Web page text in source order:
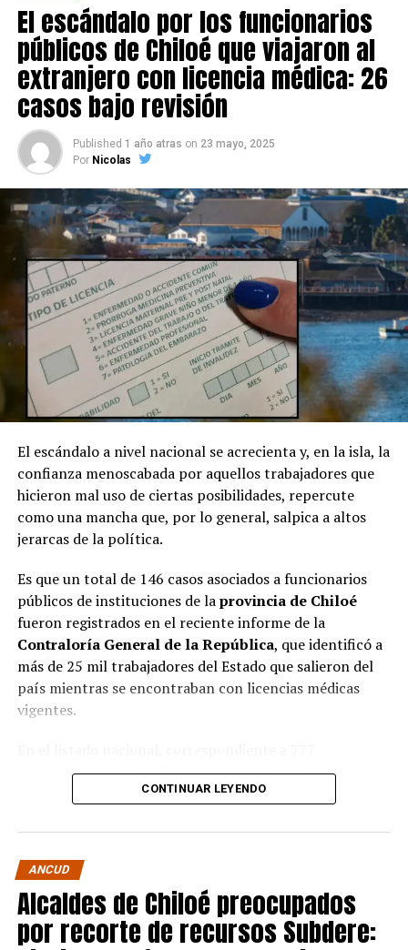
El escándalo por los funcionarios
públicos de Chiloé que viajaron al
extranjero con licencia médica: 26
casos bajo revisión
Published 1 año atras on 23 mayo, 2025
Por Nicolas
El escándalo a nivel nacional se acrecienta y, en la isla, la
confianza menoscabada por aquellos trabajadores que
hicieron mal uso de ciertas posibilidades, repercute
como una mancha que, por lo general, salpica a altos
jerarcas de la política.
Es que un total de 146 casos asociados a funcionarios
públicos de instituciones de laprovincia de Chiloé
fueron registrados en el reciente informe de la
Contraloría General de la República, que identificó a
más de 25 mil trabajadores del Estado que salieron del
país mientras se encontraban con licencias médicas
vigentes.
organismos públicos, figuran varias entidades del
Municipalidad de Castro
dentro de la provincia. Le siguen laCorporación
Municipal de Quellón
Municipal de Curaco de Vélez
Salud Chiloé , con 11 . También figuran la
Municipalidad de Ancud, con5 casos; la
Municipalidad de Quellóny laMunicipalidad de
CONTINUAR LEYENDO
ANCUD
Alcaldes de Chiloé preocupados
por recorte de recursos Subdere: